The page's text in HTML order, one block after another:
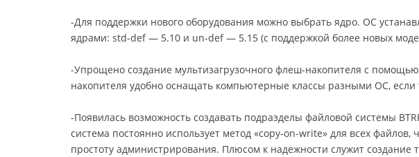
-Для поддержки нового оборудования можно выбрать ядро. ОС
ядрами: std-def — 5.10 и un-def — 5.15 (с поддержкой более новых
-Упрощено создание мультизагрузочного флеш-накопителя с
накопителя удобно оснащать компьютерные классы разными ОС, если
-Появилась возможность создавать подразделы файловой системы
система постоянно использует метод «copy-on-write» для всех файлов,
простоту администрирования. Плюсом к надежности служит создание